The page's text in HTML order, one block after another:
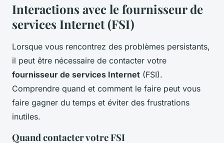
Interactions avec le fournisseur de
services Internet (FSI)
Lorsque vous rencontrez des problèmes persistants,
il peut être nécessaire de contacter votre
fournisseur de services Internet (FSI).
Comprendre quand et comment le faire peut vous
faire gagner du temps et éviter des frustrations
inutiles.
Quand contacter votre FSI